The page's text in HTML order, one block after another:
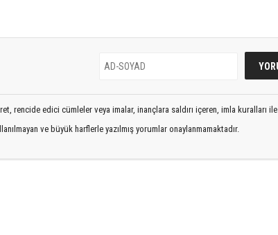
rencide edici cümleler veya imalar, inançlara saldırı içeren, imla kuralları ile
ve büyük harflerle yazılmış yorumlar onaylanmamaktadır.